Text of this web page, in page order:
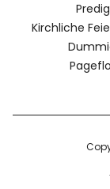
Kirchliche